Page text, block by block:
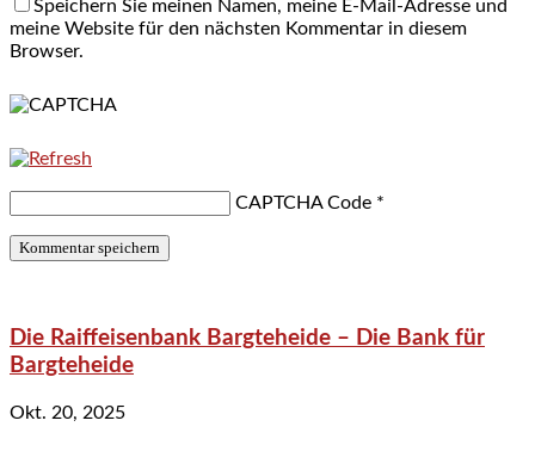
Speichern Sie meinen Namen, meine E-Mail-Adresse und
meine Website für den nächsten Kommentar in diesem
Browser.
CAPTCHA Code *
Die Raiffeisenbank Bargteheide – Die Bank für
Bargteheide
Okt. 20, 2025